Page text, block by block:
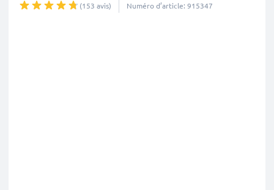
(153 avis) Numéro d’article: 915347